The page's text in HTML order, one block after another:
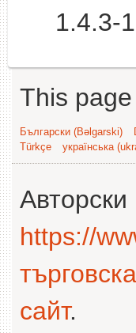
1.4.3-
This
Български (Bəlgarski)
Türkçe
українська
https://
сайт.